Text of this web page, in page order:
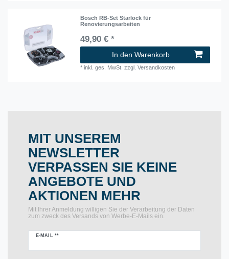
Bosch RB-Set Starlock für
Renovierungsarbeiten
49,90 € *
In den Warenkorb
*inkl. ges. MwSt. zzgl.Versandkosten
MIT UNSEREM
NEWSLETTER
VERPASSEN SIE KEINE
ANGEBOTE UND
AKTIONEN MEHR
Mit Ihrer Anmeldung willigen Sie der Verarbeitung der Daten
zum zweck des Versands von Werbe-E-Mails ein.
E-MAIL **
Newsletter